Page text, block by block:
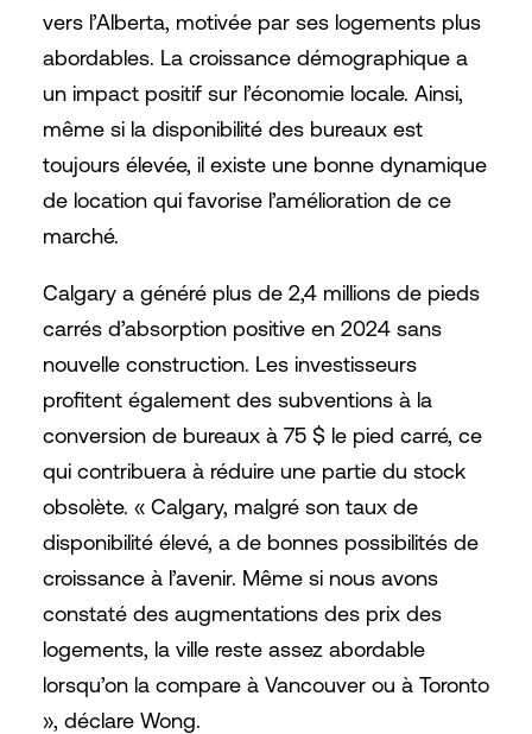
vers l’Alberta, motivée par ses logements plus
abordables. La croissance démographique a
un impact positif sur l’économie locale. Ainsi,
même si la disponibilité des bureaux est
toujours élevée, il existe une bonne dynamique
de location qui favorise l’amélioration de ce
marché.
Calgary a généré plus de 2,4 millions de pieds
carrés d’absorption positive en 2024 sans
nouvelle construction. Les investisseurs
profitent également des subventions à la
conversion de bureaux à 75 $ le pied carré, ce
qui contribuera à réduire une partie du stock
obsolète. « Calgary, malgré son taux de
disponibilité élevé, a de bonnes possibilités de
croissance à l’avenir. Même si nous avons
constaté des augmentations des prix des
logements, la ville reste assez abordable
lorsqu’on la compare à Vancouver ou à Toronto
», déclare Wong.